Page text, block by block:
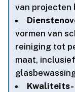
van projecten
vormen van
reiniging tot
maat,
Kwaliteits-